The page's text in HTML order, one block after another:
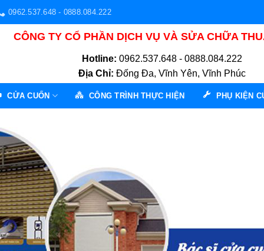
0962.537.648 - 0888.084.222
CÔNG TY CỔ PHẦN DỊCH VỤ VÀ SỬA CHỮA
Hotline: 0962.537.648 - 0888.084.222
Địa Chỉ: Đống Đa, Vĩnh Yên, Vĩnh Phúc
CỬA CUỐN CÔNG TRÌNH THỰC HIỆN PHỤ KIỆN